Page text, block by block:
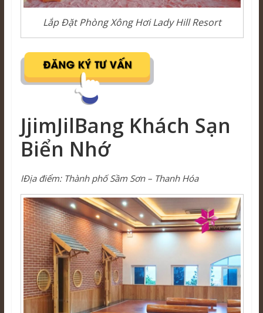
Lắp Đặt Phòng Xông Hơi Lady Hill Resort
JjimJilBang Khách Sạn
Biển Nhớ
ΙĐịa điểm: Thành phố Sầm Sơn – Thanh Hóa